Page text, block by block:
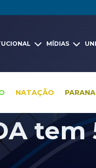
MÍDIAS
NATAÇÃO
tem